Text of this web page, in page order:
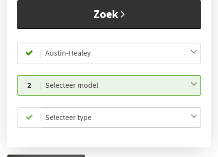
Zoek
Austin-Healey
2 Selecteer model
Selecteer type